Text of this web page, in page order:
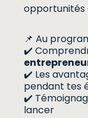
opportunités
📌 Au
✔️
✔️ Les
pendant tes
✔️
lancer